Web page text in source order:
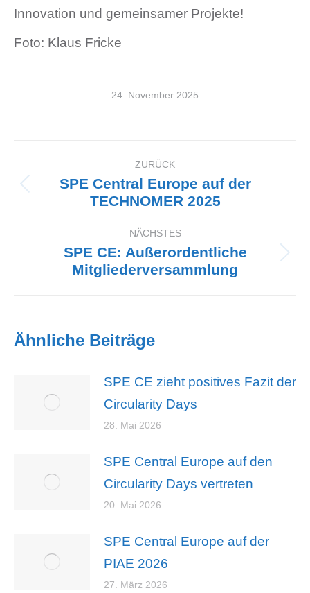
Innovation und gemeinsamer Projekte!
Foto: Klaus Fricke
24. November 2025
Kommentarnavigation
ZURÜCK
Vorheriger
SPE Central Europe auf der
TECHNOMER 2025
NÄCHSTES
Nächster
SPE CE: Außerordentliche
Mitgliederversammlung
Ähnliche Beiträge
SPE CE zieht positives Fazit der
Circularity Days
28. Mai 2026
SPE Central Europe auf den
Circularity Days vertreten
20. Mai 2026
SPE Central Europe auf der
PIAE 2026
27. März 2026